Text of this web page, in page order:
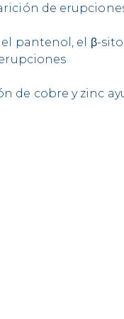
de
pantenol, el β-
de cobre y zinc